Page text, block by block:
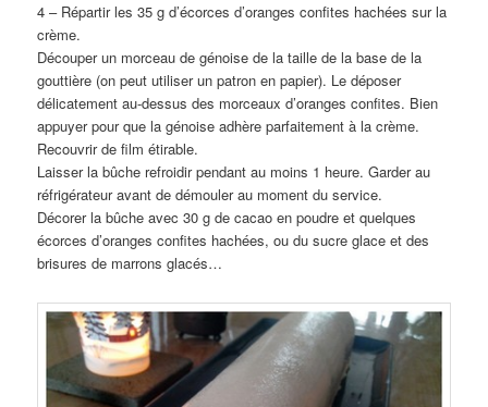
4 – Répartir les 35 g d’écorces d’oranges confites hachées sur la
crème.
Découper un morceau de génoise de la taille de la base de la
gouttière (on peut utiliser un patron en papier). Le déposer
délicatement au-dessus des morceaux d’oranges confites. Bien
appuyer pour que la génoise adhère parfaitement à la crème.
Recouvrir de film étirable.
Laisser la bûche refroidir pendant au moins 1 heure. Garder au
réfrigérateur avant de démouler au moment du service.
Décorer la bûche avec 30 g de cacao en poudre et quelques
écorces d’oranges confites hachées, ou du sucre glace et des
brisures de marrons glacés…